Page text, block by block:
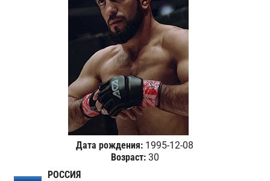
Дата рождения: 1995-12-08
Возраст:30
РОССИЯ